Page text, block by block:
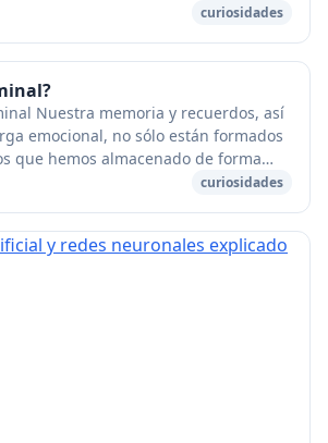
a protegerse del fu...curiosidades
Nuestra memoria y recuerdos, así
emocional, no sólo están formados
que hemos almacenado de forma
y sobre todo...curiosidades